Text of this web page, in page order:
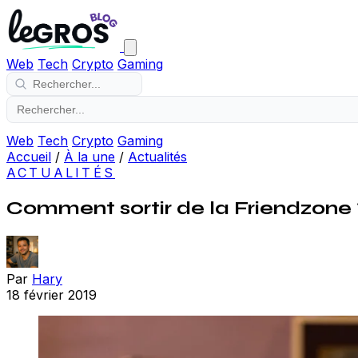
Web Tech Crypto Gaming
Web Tech Crypto Gaming
Accueil / À la une / Actualités
ACTUALITÉS
Comment sortir de la Friendzone
Par Hary
18 février 2019